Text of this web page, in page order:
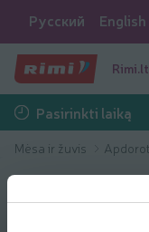
Русский English
Rimi.lt
Pasirinkti laiką
Mėsa ir žuvis